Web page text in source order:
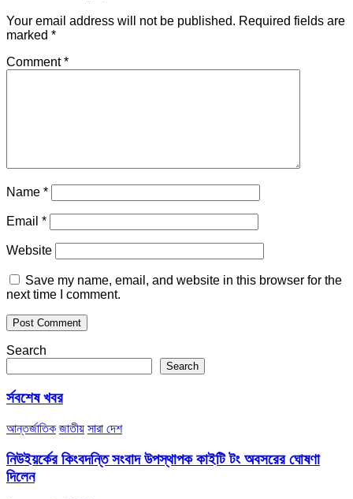
Your email address will not be published. Required fields are
marked *
Comment*
Name *
Email *
Website
Save my name, email, and website in this browser for the
next time I comment.
Search
Search
র্সবশেষ খবর
আন্তর্জাতিক জাতীয় সারা দেশ
নিউইয়র্কের কিংবদন্তি সংবাদ উপস্থাপক কাইটি টং অবসরের ঘোষণা
দিলেন